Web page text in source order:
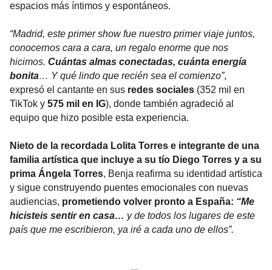
espacios más íntimos y espontáneos.
“Madrid, este primer show fue nuestro primer viaje juntos,
conocernos cara a cara, un regalo enorme que nos
hicimos. Cuántas almas conectadas, cuánta energía
bonita… Y qué lindo que recién sea el comienzo”,
expresó el cantante en sus redes sociales (352 mil en
TikTok y 575 mil en IG), donde también agradeció al
equipo que hizo posible esta experiencia.
Nieto de la recordada Lolita Torres e integrante de una
familia artística que incluye a su tío Diego Torres y a su
prima Ángela Torres, Benja reafirma su identidad artística
y sigue construyendo puentes emocionales con nuevas
audiencias, prometiendo volver pronto a España: “Me
hicisteis sentir en casa… y de todos los lugares de este
país que me escribieron, ya iré a cada uno de ellos”.